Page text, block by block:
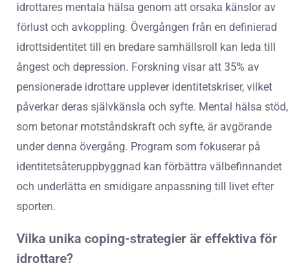
idrottares mentala hälsa genom att orsaka känslor av
förlust och avkoppling. Övergången från en definierad
idrottsidentitet till en bredare samhällsroll kan leda till
ångest och depression. Forskning visar att 35% av
pensionerade idrottare upplever identitetskriser, vilket
påverkar deras självkänsla och syfte. Mental hälsa stöd,
som betonar motståndskraft och syfte, är avgörande
under denna övergång. Program som fokuserar på
identitetsåteruppbyggnad kan förbättra välbefinnandet
och underlätta en smidigare anpassning till livet efter
sporten.
Vilka unika coping-strategier är effektiva för
idrottare?